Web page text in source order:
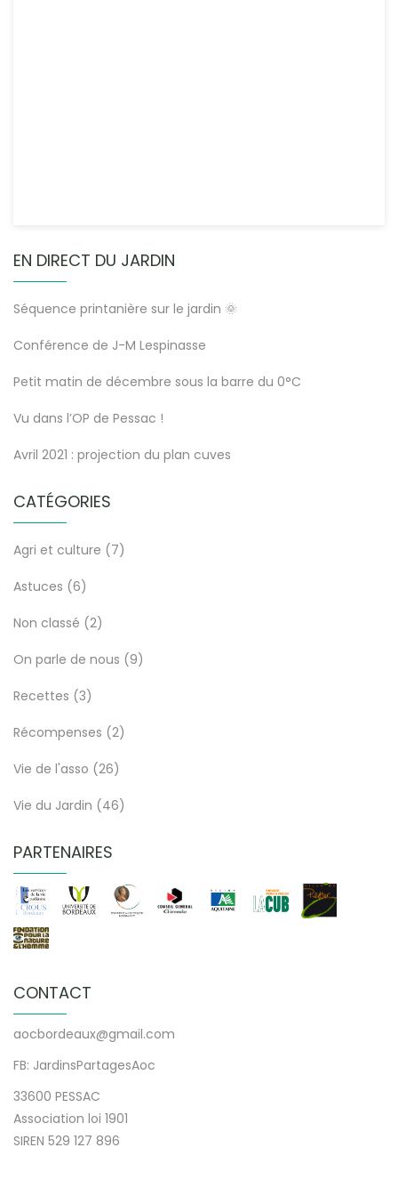
EN DIRECT DU JARDIN
Séquence printanière sur le jardin 🌞
Conférence de J-M Lespinasse
Petit matin de décembre sous la barre du 0°C
Vu dans l’OP de Pessac !
Avril 2021 : projection du plan cuves
CATÉGORIES
Agri et culture (7)
Astuces (6)
Non classé (2)
On parle de nous (9)
Recettes (3)
Récompenses (2)
Vie de l'asso (26)
Vie du Jardin (46)
PARTENAIRES
CONTACT
aocbordeaux@gmail.com
FB: JardinsPartagesAoc
33600 PESSAC
Association loi 1901
SIREN 529 127 896